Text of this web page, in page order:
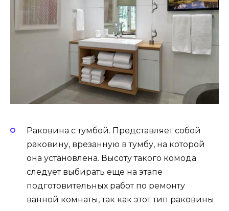
Раковина с тумбой. Представляет собой
раковину, врезанную в тумбу, на которой
она установлена. Высоту такого комода
следует выбирать еще на этапе
подготовительных работ по ремонту
ванной комнаты, так как этот тип раковины